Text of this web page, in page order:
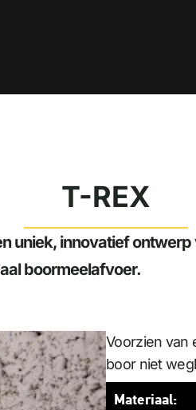
T-REX
uniek, innovatief
boormeelafvoer.
Voorzien van
boor niet
Materiaal: